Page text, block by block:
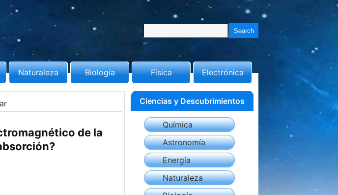
Naturaleza Biología Física Electrónica
de la
Ciencias y Descubrimientos
Química
Astronomía
Energía
Naturaleza